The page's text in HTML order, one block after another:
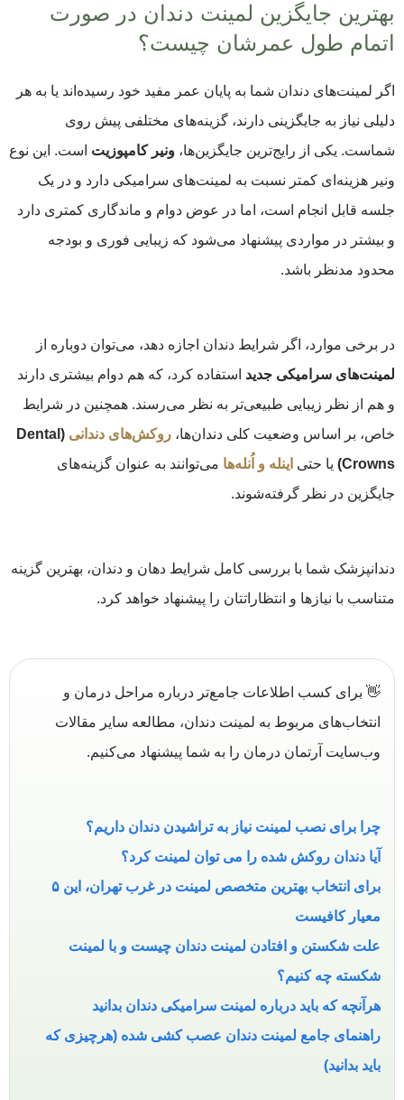
بهترین جایگزین لمینت دندان در صورت
اتمام طول عمرشان چیست؟
اگر لمینت‌های دندان شما به پایان عمر مفید خود رسیده‌اند یا به هر
دلیلی نیاز به جایگزینی دارند، گزینه‌های مختلفی پیش روی
شماست. یکی از رایج‌ترین جایگزین‌ها، ونیر کامپوزیت است. این نوع
ونیر هزینه‌ای کمتر نسبت به لمینت‌های سرامیکی دارد و در یک
جلسه قابل انجام است، اما در عوض دوام و ماندگاری کمتری دارد
و بیشتر در مواردی پیشنهاد می‌شود که زیبایی فوری و بودجه
محدود مدنظر باشد.
در برخی موارد، اگر شرایط دندان اجازه دهد، می‌توان دوباره از
لمینت‌های سرامیکی جدید استفاده کرد، که هم دوام بیشتری دارند
و هم از نظر زیبایی طبیعی‌تر به نظر می‌رسند. همچنین در شرایط
خاص، بر اساس وضعیت کلی دندان‌ها، روکش‌های دندانی
(Dental
Crowns) یا حتی اینله و اُنله‌ها می‌توانند به عنوان گزینه‌های
جایگزین در نظر گرفته‌شوند.
دندانپزشک شما با بررسی کامل شرایط دهان و دندان، بهترین گزینه
متناسب با نیازها و انتظاراتتان را پیشنهاد خواهد کرد.
👋 برای کسب اطلاعات جامع‌تر درباره مراحل درمان و
انتخاب‌های مربوط به لمینت دندان، مطالعه سایر مقالات
وب‌سایت آرتمان درمان را به شما پیشنهاد می‌کنیم.
چرا برای نصب لمینت نیاز به تراشیدن دندان داریم؟
آیا دندان روکش شده را می توان لمینت کرد؟
برای انتخاب بهترین متخصص لمینت در غرب تهران، این ۵
معیار کافیست
علت شکستن و افتادن لمینت دندان چیست و با لمینت
شکسته چه کنیم؟
هرآنچه که باید درباره لمینت سرامیکی دندان بدانید
راهنمای جامع لمینت دندان عصب کشی شده (هرچیزی که
باید بدانید)